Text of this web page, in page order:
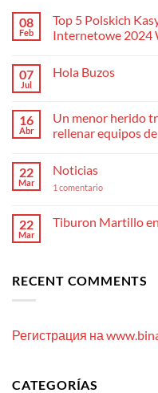
08
Feb
Top 5 Polskich
Internetowe 2024
comentarios
Polskich
Kasyn
Online
Internetowe
2024
W
07
Jul
Hola Buzos
en
Hola
Buzos
16
Abr
Un menor herido
rellenar equipos
comentarios
Un
tras
equipos
22
Mar
Noticias
1 comentarioen
22
Mar
Tiburon Martillo
Tiburon
Fuerteventura
RECENT COMMENTS
Регистрация на
CATEGORÍAS